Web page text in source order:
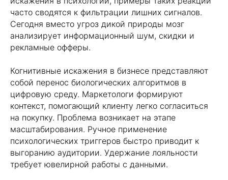
часто сводятся к фильтрации лишних сигналов.
Сегодня вместо угроз дикой природы мозг
анализирует информационный шум, скидки и
рекламные офферы.
Когнитивные искажения в бизнесе представляют
собой перенос биологических алгоритмов в
цифровую среду. Маркетологи формируют
контекст, помогающий клиенту легко согласиться
на покупку. Проблема возникает на этапе
масштабирования. Ручное применение
психологических триггеров быстро приводит к
выгоранию аудитории. Удержание лояльности
требует ювелирной работы с данными.